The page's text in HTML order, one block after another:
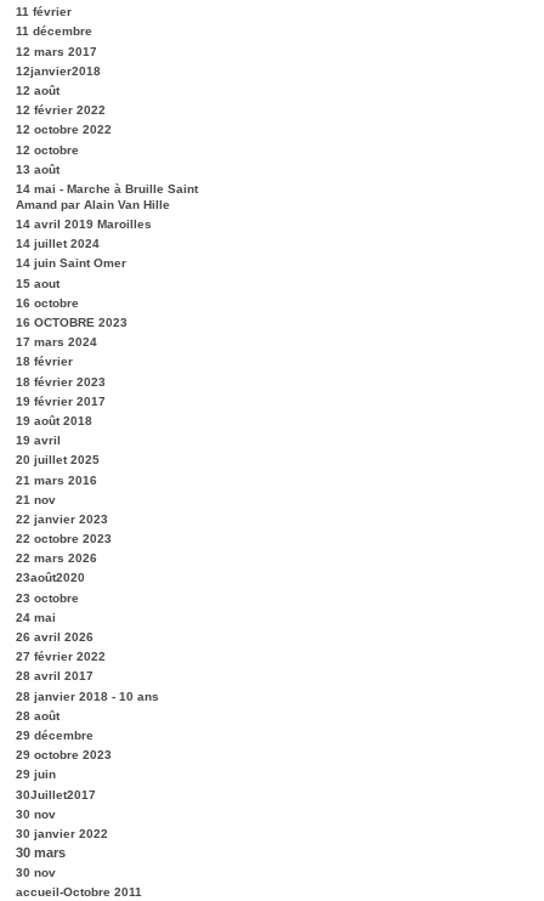
11 février
11 décembre
12 mars 2017
12janvier2018
12 août
12 février 2022
12 octobre 2022
12 octobre
13 août
14 mai - Marche à Bruille Saint
Amand par Alain Van Hille
14 avril 2019 Maroilles
14 juillet 2024
14 juin Saint Omer
15 aout
16 octobre
16 OCTOBRE 2023
17 mars 2024
18 février
18 février 2023
19 février 2017
19 août 2018
19 avril
20 juillet 2025
21 mars 2016
21 nov
22 janvier 2023
22 octobre 2023
22 mars 2026
23août2020
23 octobre
24 mai
26 avril 2026
27 février 2022
28 avril 2017
28 janvier 2018 - 10 ans
28 août
29 décembre
29 octobre 2023
29 juin
30Juillet2017
30 nov
30 janvier 2022
30 mars
30 nov
accueil-Octobre 2011